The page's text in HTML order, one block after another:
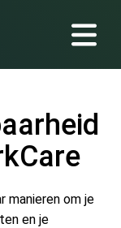
manieren om je
en je